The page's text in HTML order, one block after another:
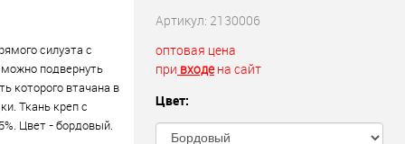
силуэта с
подвернуть
которого втачана в
Ткань креп с
Цвет - бордовый.
Артикул: 2130006
оптовая цена
при входена сайт
Цвет: